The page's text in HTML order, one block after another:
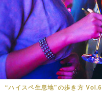
“ハイスペ生息地”の歩き方 Vol.6